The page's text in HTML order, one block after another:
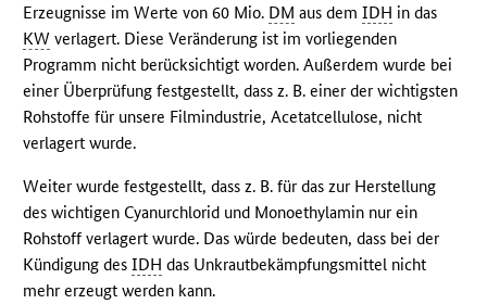
Erzeugnisse im Werte von 60 Mio. DM aus demIDH in das
KW verlagert. Diese Veränderung ist im vorliegenden
Programm nicht berücksichtigt worden. Außerdem wurde bei
einer Überprüfung festgestellt, dass z. B. einer der wichtigsten
Rohstoffe für unsere Filmindustrie, Acetatcellulose, nicht
verlagert wurde.
Weiter wurde festgestellt, dass z. B. für das zur Herstellung
des wichtigen Cyanurchlorid und Monoethylamin nur ein
Rohstoff verlagert wurde. Das würde bedeuten, dass bei der
Kündigung desIDH das Unkrautbekämpfungsmittel nicht
mehr erzeugt werden kann.